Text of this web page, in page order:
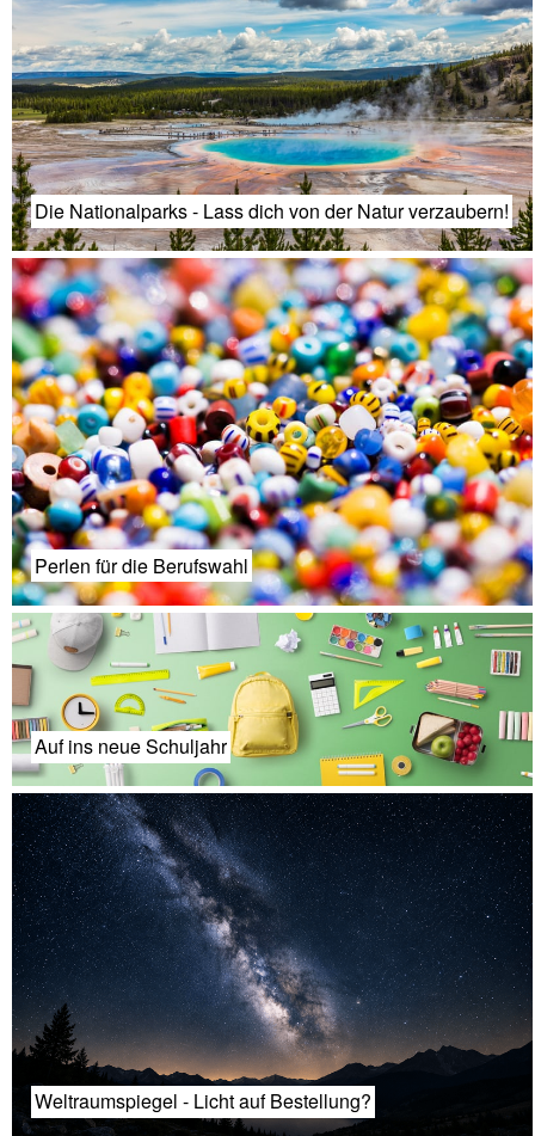
Die Nationalparks - Lass dich von der Natur verzaubern!
Perlen für die Berufswahl
Auf ins neue Schuljahr
Weltraumspiegel - Licht auf Bestellung?